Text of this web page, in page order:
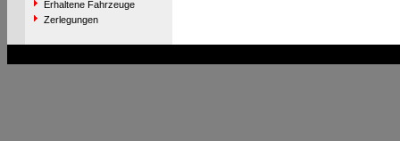
Erhaltene Fahrzeuge
Zerlegungen